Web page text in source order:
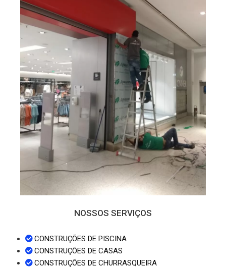
NOSSOS SERVIÇOS
CONSTRUÇÕES DE PISCINA
CONSTRUÇÕES DE CASAS
CONSTRUÇÕES DE CHURRASQUEIRA